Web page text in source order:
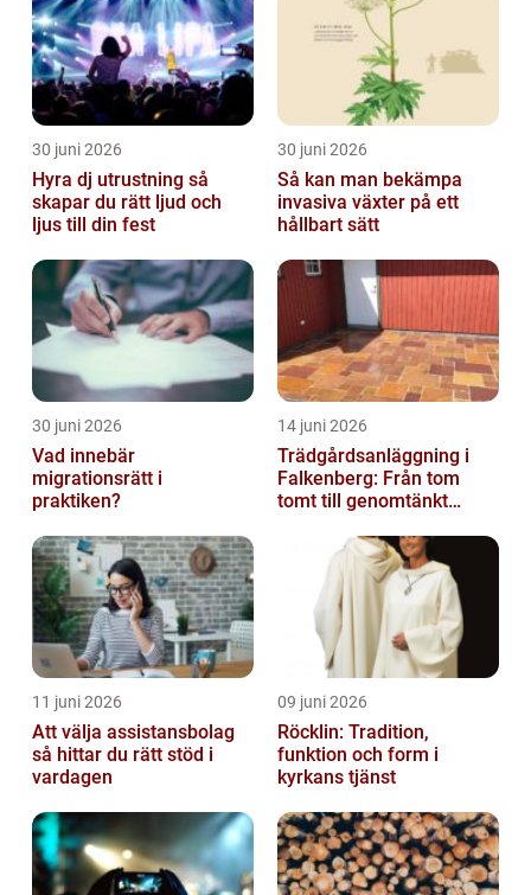
30 juni 2026
Hyra dj utrustning så
skapar du rätt ljud och
ljus till din fest
30 juni 2026
Så kan man bekämpa
invasiva växter på ett
hållbart sätt
30 juni 2026
Vad innebär
migrationsrätt i
praktiken?
14 juni 2026
Trädgårdsanläggning i
Falkenberg: Från tom
tomt till genomtänkt
11 juni 2026
Att välja assistansbolag
så hittar du rätt stöd i
vardagen
09 juni 2026
Röcklin: Tradition,
funktion och form i
kyrkans tjänst